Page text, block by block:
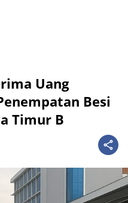
Uang
Besi
Timur B